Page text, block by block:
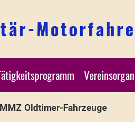
Vereinsorgan
Oldtimer-Fahrzeuge